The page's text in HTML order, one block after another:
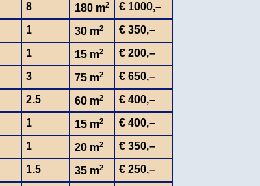
8 180 m2
€ 1000,–
1 30 m2
€ 350,–
1 15 m2
€ 200,–
3 75 m2
€ 650,–
2.5 60 m2
€ 400,–
1 15 m2
€ 400,–
1 20 m2
€ 350,–
1.5 35 m2
€ 250,–